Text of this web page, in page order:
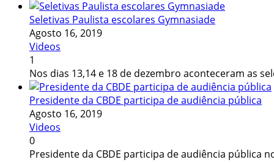
Seletivas Paulista escolares Gymnasiade
Agosto 16, 2019
Videos
1
Nos dias 13,14 e 18 de dezembro aconteceram as
Presidente da CBDE participa de audiência pública
Agosto 16, 2019
Videos
0
Presidente da CBDE participa de audiência pública